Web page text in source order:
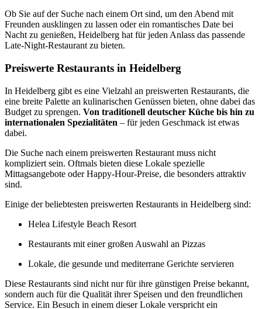
Ob Sie auf der Suche nach einem Ort sind, um den Abend mit
Freunden ausklingen zu lassen oder ein romantisches Date bei
Nacht zu genießen, Heidelberg hat für jeden Anlass das passende
Late-Night-Restaurant zu bieten.
Preiswerte Restaurants in Heidelberg
In Heidelberg gibt es eine Vielzahl an preiswerten Restaurants, die
eine breite Palette an kulinarischen Genüssen bieten, ohne dabei das
Budget zu sprengen. Von traditionell deutscher Küche bis hin zu
internationalen Spezialitäten – für jeden Geschmack ist etwas
dabei.
Die Suche nach einem preiswerten Restaurant muss nicht
kompliziert sein. Oftmals bieten diese Lokale spezielle
Mittagsangebote oder Happy-Hour-Preise, die besonders attraktiv
sind.
Einige der beliebtesten preiswerten Restaurants in Heidelberg sind:
Helea Lifestyle Beach Resort
Restaurants mit einer großen Auswahl an Pizzas
Lokale, die gesunde und mediterrane Gerichte servieren
Diese Restaurants sind nicht nur für ihre günstigen Preise bekannt,
sondern auch für die Qualität ihrer Speisen und den freundlichen
Service. Ein Besuch in einem dieser Lokale verspricht ein